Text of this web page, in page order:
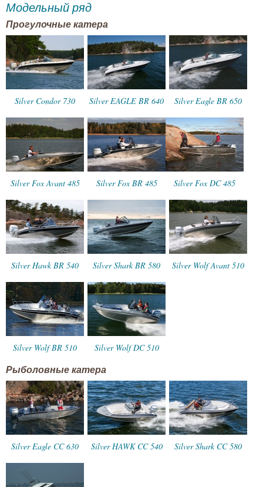
Модельный ряд
Прогулочные катера
Silver Condor 730 Silver EAGLE BR 640 Silver Eagle BR 650
Silver Fox Avant 485 Silver Fox BR 485 Silver Fox DC 485
Silver Hawk BR 540 Silver Shark BR 580 Silver Wolf Avant 510
Silver Wolf BR 510 Silver Wolf DC 510
Рыболовные катера
Silver Eagle CC 630 Silver HAWK CC 540 Silver Shark CC 580